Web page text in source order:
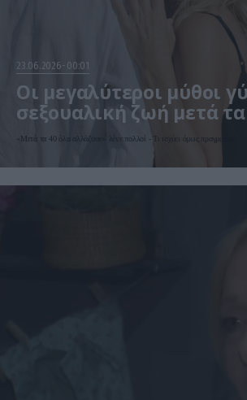
23.06.2026 00:01
Οι μεγαλύτεροι μύθοι
σεξουαλική ζωή μετά
«Μετά τα 40 όλα αλλάζουν» λένε πολλοί - Τι ισχύει όμως πραγματικά